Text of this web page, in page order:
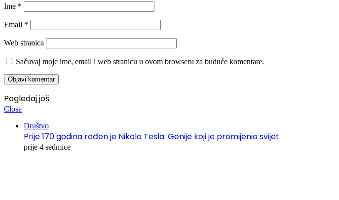
Ime *
Email *
Web stranica
Sačuvaj moje ime, email i web stranicu u ovom browseru za buduće komentare.
Pogledaj još
Close
Društvo
Prije 170 godina rođen je Nikola Tesla: Genije koji je promijenio svijet
prije 4 sedmice